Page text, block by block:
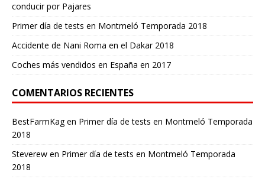
conducir por Pajares
Primer día de tests en Montmeló Temporada 2018
Accidente de Nani Roma en el Dakar 2018
Coches más vendidos en España en 2017
COMENTARIOS RECIENTES
BestFarmKagen Primer día de tests en Montmeló Temporada
2018
Steverew en Primer día de tests en Montmeló Temporada
2018